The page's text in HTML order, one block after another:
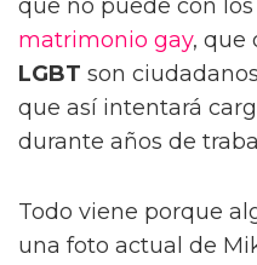
que no puede con
matrimonio gay, que
LGBT son
que así intentará
durante años de
Todo viene porque
una foto actual de